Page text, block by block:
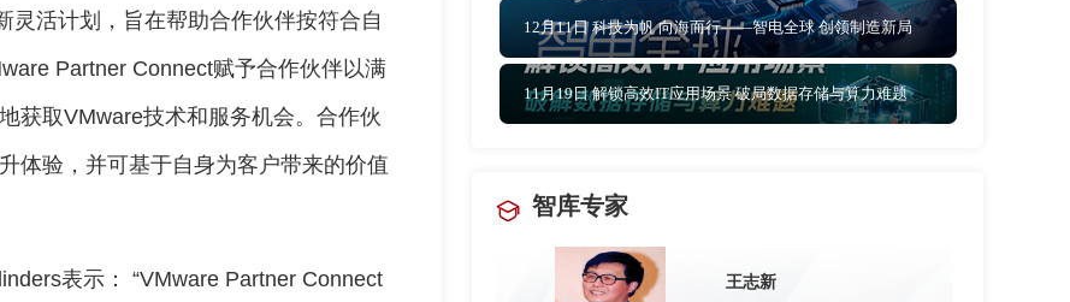
灵活计划，旨在帮助合作伙伴按符合自
Partner Connect赋予合作伙伴以满
获取VMware技术和服务机会。合作伙
体验，并可基于自身为客户带来的价值
表示： “VMware Partner Connect
12月11日 科技为帆 向海而行——智电全球 创领制造新局
11月19日 解锁高效IT应用场景 破局数据存储与算力难题
智库专家
王志新